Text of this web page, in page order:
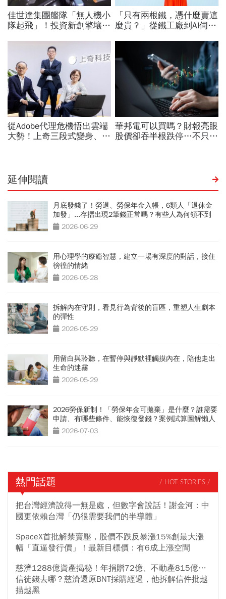
延伸閱讀
月底發錢了！勞退、勞保年金入帳，6類人「退休金
加發」...存摺出現2筆錢正常嗎？有些人為何領不到
2026-06-29
用心理學的療癒智慧，建立一場有深度的對話，接住
徬徨的情緒
2026-05-28
拆解內在守則，看見行為背後的盲區，重塑人生劇本
的彈性
2026-05-29
用留白與聆聽，在暫停與靜默裡觸摸內在，陪他走出
生命的迷霧
2026-05-29
2026勞保新制！「勞保年金可拋棄」是什麼？誰需要
申請、有哪些條件、能恢復發錢？案例試算圖解懶人
包 2026-07-03
熱門話題 / HOT STORIES /
把台灣經濟說得一無是處，但數字會說話！謝金河：中
國更依賴台灣「仍很需要我們的半導體」
SpaceX首批解禁賣壓，股價不跌反暴漲15%創最大漲
幅「直逼發行價」！最新目標價：有6成上漲空間
慈濟1288億資產揭秘！年捐贈72億、不動產815億…
信徒錢去哪？慈濟還原BNT採購經過，他拆解信件批越
描越黑